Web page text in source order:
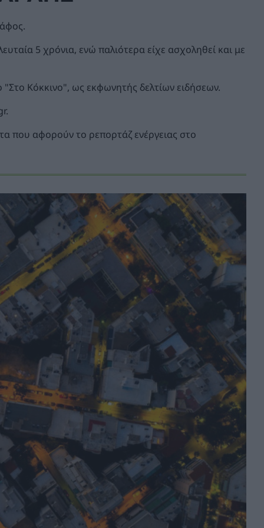
5 χρόνια, ενώ παλιότερα είχε ασχοληθεί και με
Κόκκινο", ως εκφωνητής δελτίων ειδήσεων.
που αφορούν το ρεπορτάζ ενέργειας στο